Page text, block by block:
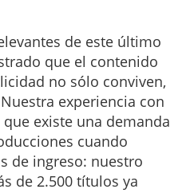
de este último
que el contenido
no sólo conviven,
experiencia con
existe una demanda
cuando
de ingreso: nuestro
de 2.500 títulos ya